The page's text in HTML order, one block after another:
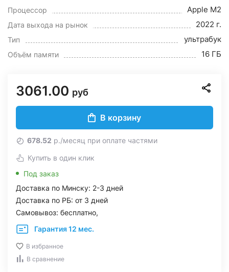
Процессор Apple M2
Дата выхода на рынок 2022 г.
Тип ультрабук
Объём памяти 16 ГБ
3061.00 руб
В корзину
678.52 р./месяц при оплате частями
Купить в один клик
Под заказ
Доставка по Минску: 2-3 дней
Доставка по РБ: от 3 дней
Самовывоз: бесплатно,
Гарантия 12 мес.
В избранное
В сравнение